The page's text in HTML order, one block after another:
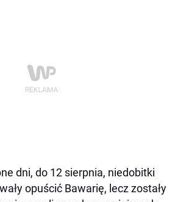
dni, do 12 sierpnia, niedobitki
opuścić Bawarię, lecz zostały